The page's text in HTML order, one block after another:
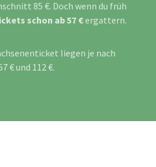
85 €. Doch wenn du früh
schon ab 57 €ergattern.
liegen je nach
€ und 112 €.